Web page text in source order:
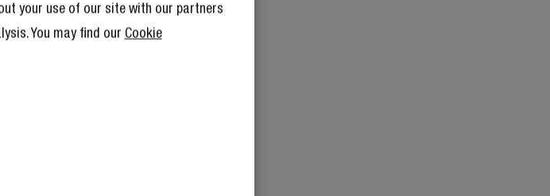
your use of our site with our partners
You may find our Cookie